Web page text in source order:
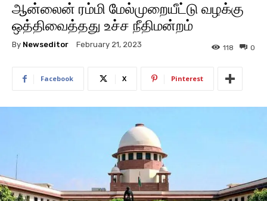
ஆன்லைன் ரம்மி மேல்முறையீட்டு வழக்கு
ஒத்திவைத்தது உச்ச நீதிமன்றம்
By Newseditor February 21, 2023 0
118
Facebook X Pinterest